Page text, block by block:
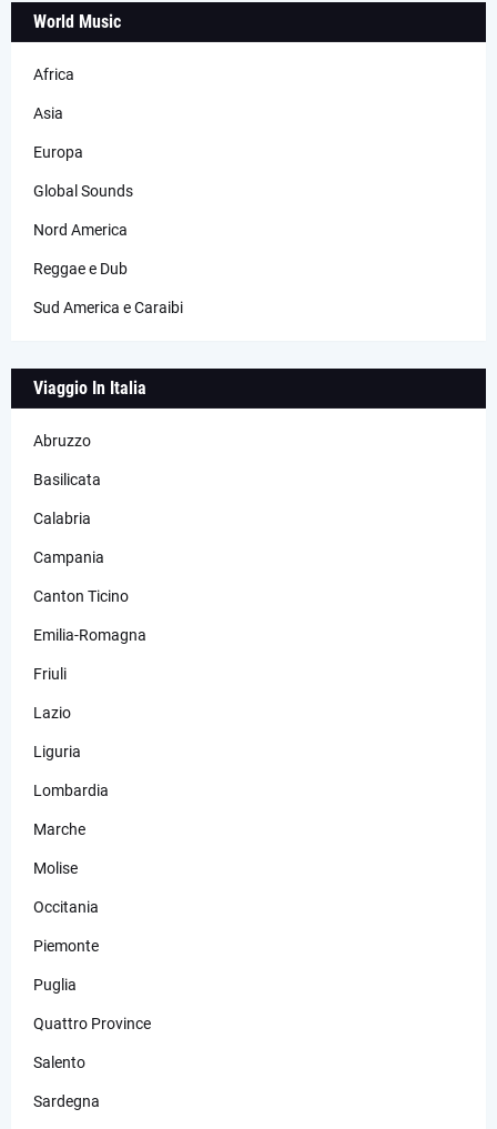
World Music
Africa
Asia
Europa
Global Sounds
Nord America
Reggae e Dub
Sud America e Caraibi
Viaggio In Italia
Abruzzo
Basilicata
Calabria
Campania
Canton Ticino
Emilia-Romagna
Friuli
Lazio
Liguria
Lombardia
Marche
Molise
Occitania
Piemonte
Puglia
Quattro Province
Salento
Sardegna